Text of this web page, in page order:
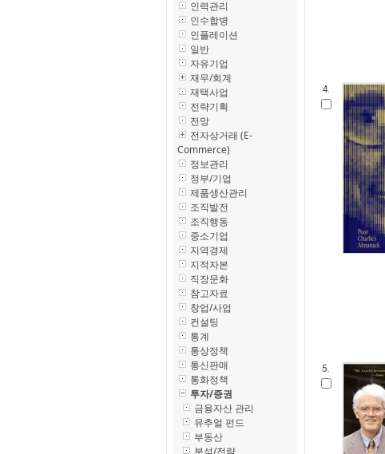
인력관리
인수합병
인플레이션
일반
자유기업
재무/회계
재택사업
전략기획
전망
전자상거래 (E-
Commerce)
정보관리
정부/기업
제품생산관리
조직발전
조직행동
중소기업
지역경제
지적자본
직장문화
참고자료
창업/사업
컨설팅
통계
통상정책
통신판매
통화정책
투자/증권
금융자산 관리
뮤추얼 펀드
부동산
분석/전략
4.
5.